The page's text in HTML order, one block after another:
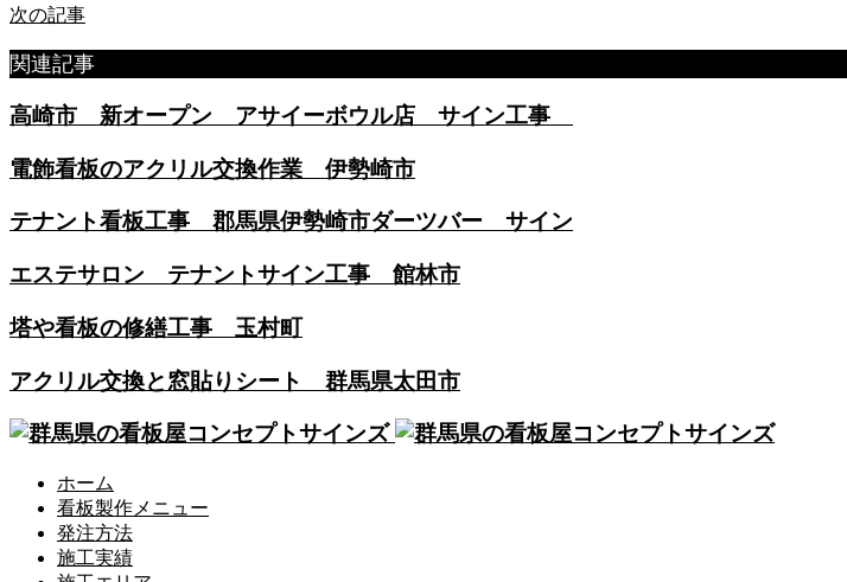
次の記事
関連記事
高崎市 新オープン アサイーボウル店 サイン工事
電飾看板のアクリル交換作業 伊勢崎市
テナント看板工事 郡馬県伊勢崎市ダーツバー サイン
エステサロン テナントサイン工事 館林市
塔や看板の修繕工事 玉村町
アクリル交換と窓貼りシート 群馬県太田市
ホーム
看板製作メニュー
発注方法
施工実績